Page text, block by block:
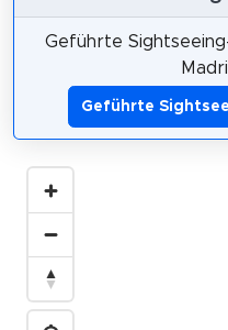
Geführte
Geführte